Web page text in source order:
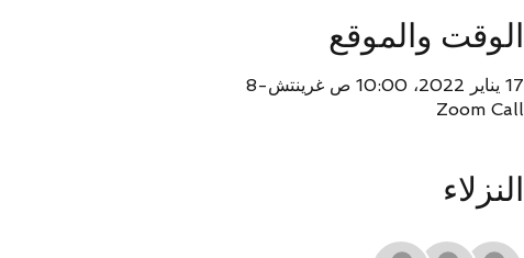
الوقت والموقع
17 يناير 2022، 10:00 ص غرينتش-8
Zoom Call
النزلاء